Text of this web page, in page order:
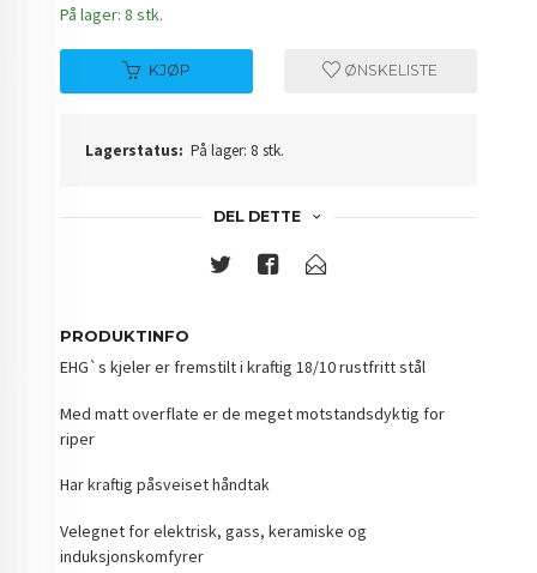
På lager: 8 stk.
KJØP ØNSKELISTE
Lagerstatus: På lager: 8 stk.
DEL DETTE
PRODUKTINFO
EHG`s kjeler er fremstilt i kraftig 18/10 rustfritt stål
Med matt overflate er de meget motstandsdyktig for
riper
Har kraftig påsveiset håndtak
Velegnet for elektrisk, gass, keramiske og
induksjonskomfyrer